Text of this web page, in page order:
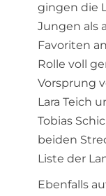
gingen die
Jungen als
Favoriten
Rolle voll
Vorsprung
Lara Teich
Tobias
beiden
Liste der
Ebenfalls